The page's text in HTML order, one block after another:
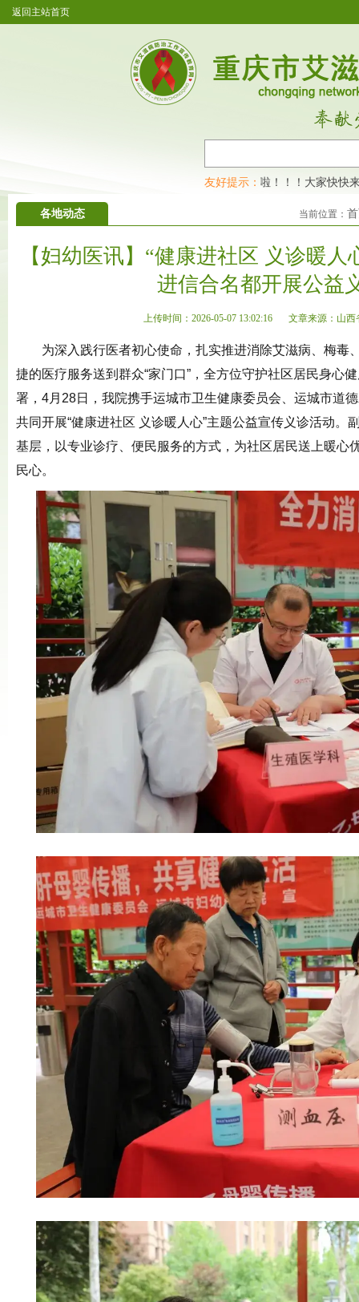
返回主站首页
友好提示：
市艾滋病防治工作宣传教育网开通公众号啦！！！大家快快来围观，
各地动态 当前位置：
【妇幼医讯】“健康进社区 义诊暖
进信合名都开展公益
上传时间：2026-05-07 13:02:16 文章来源：山西
为深入践行医者初心使命，扎实推进消除艾滋病、梅毒
捷的医疗服务送到群众“家门口”，全方位守护社区居民身心
署，4月28日，我院携手运城市卫生健康委员会、运城市道
共同开展“健康进社区 义诊暖人心”主题公益宣传义诊活动。
基层，以专业诊疗、便民服务的方式，为社区居民送上暖心
民心。